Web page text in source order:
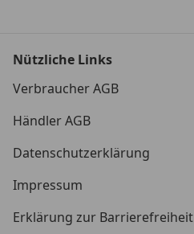
Nützliche Links
Verbraucher AGB
Händler AGB
Datenschutzerklärung
Impressum
Erklärung zur Barrierefreiheit